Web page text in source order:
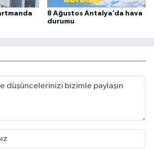
8 Ağustos Antalya’da hava
durumu